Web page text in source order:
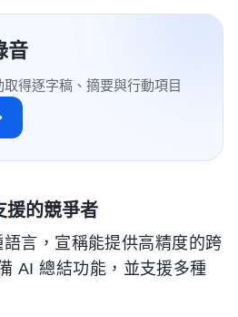
音
取得逐字稿、摘要與行動項目
的競爭者
言，宣稱能提供高精度的跨
AI 總結功能，並支援多種